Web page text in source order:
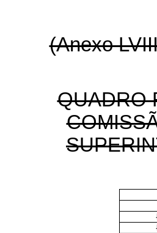
(Anexo
QUADRO